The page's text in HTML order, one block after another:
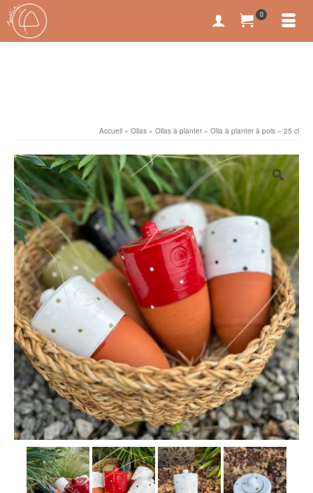
0
Accueil » Ollas » Ollas à planter » Olla à planter à pois – 25 cl